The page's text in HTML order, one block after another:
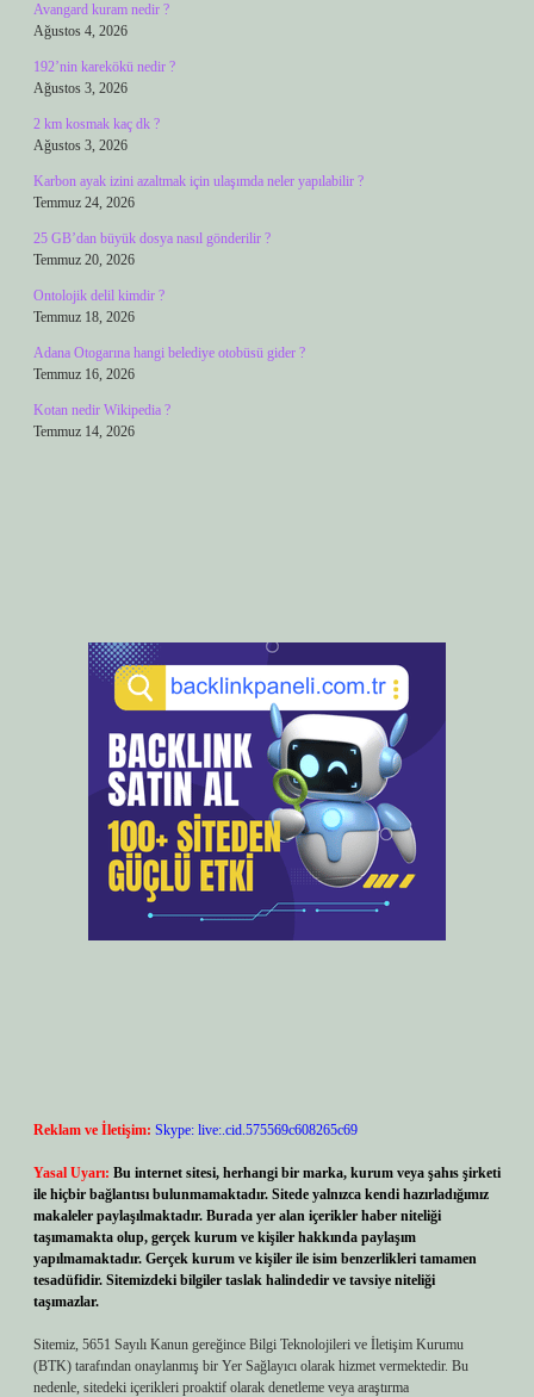
Avangard kuram nedir ?
Ağustos 4, 2026
192’nin karekökü nedir ?
Ağustos 3, 2026
2 km kosmak kaç dk ?
Ağustos 3, 2026
Karbon ayak izini azaltmak için ulaşımda neler yapılabilir ?
Temmuz 24, 2026
25 GB’dan büyük dosya nasıl gönderilir ?
Temmuz 20, 2026
Ontolojik delil kimdir ?
Temmuz 18, 2026
Adana Otogarına hangi belediye otobüsü gider ?
Temmuz 16, 2026
Kotan nedir Wikipedia ?
Temmuz 14, 2026
Reklam ve İletişim: Skype: live:.cid.575569c608265c69
Yasal Uyarı: Bu internet sitesi, herhangi bir marka, kurum veya şahıs şirketi
ile hiçbir bağlantısı bulunmamaktadır. Sitede yalnızca kendi hazırladığımız
makaleler paylaşılmaktadır. Burada yer alan içerikler haber niteliği
taşımamakta olup, gerçek kurum ve kişiler hakkında paylaşım
yapılmamaktadır. Gerçek kurum ve kişiler ile isim benzerlikleri tamamen
tesadüfidir. Sitemizdeki bilgiler taslak halindedir ve tavsiye niteliği
taşımazlar.
Sitemiz, 5651 Sayılı Kanun gereğince Bilgi Teknolojileri ve İletişim Kurumu
(BTK) tarafından onaylanmış bir Yer Sağlayıcı olarak hizmet vermektedir. Bu
nedenle, sitedeki içerikleri proaktif olarak denetleme veya araştırma